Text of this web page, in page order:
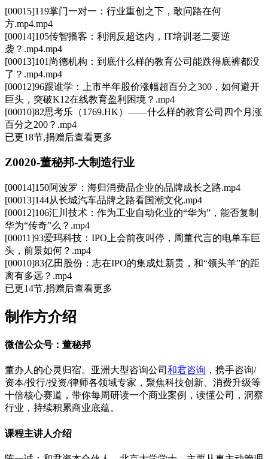
[00015]119掌门一对一：行业重创之下，敢问路在何
方.mp4.mp4
[00014]105传智播客：利润反超达内，IT培训老二要逆
袭？.mp4.mp4
[00013]101尚德机构：到底什么样的教育公司能跌得底裤都没
了？.mp4.mp4
[00012]96跟谁学：上市半年股价涨幅超百分之300，如何避开
巨头，突破K12在线教育盈利困境？.mp4
[00010]82思考乐（1769.HK）——什么样的教育公司四个月涨
百分之200？.mp4
已更18节,捐赠后查看更多
Z0020-董秘邦-大制造行业
[00014]150阿波罗：海归消费品企业的品牌成长之路.mp4
[00013]144从长城汽车品牌之路看国潮文化.mp4
[00012]106汇川技术：作为工业自动化业的“华为”，能否复制
华为“传奇”么？.mp4
[00011]93爱玛科技：IPO上会前夜叫停，周董代言的电单车巨
头，前景如何？.mp4
[00010]83亿田股份：志在IPO的集成灶新贵，和“领头羊”的距
离有多远？.mp4
已更14节,捐赠后查看更多
制作方介绍
微信公众号：董秘邦
董办人的心灵归宿。亚洲大型咨询公司 和君咨询 ，携手咨询/
资本/投行/投资/律师各领域专家，聚焦科技创新、消费升级等
十倍核心赛道，带你每周研读一个商业案例，读懂公司，洞察
行业，持续积累商业底蕴。
课程主讲人介绍